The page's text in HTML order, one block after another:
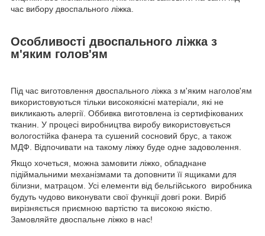
час вибору двоспального ліжка.
Особливості двоспального ліжка з
м'яким голов'ям
Під час виготовлення двоспального ліжка з м'яким наголов'ям
використовуються тільки високоякісні матеріали, які не
викликають алергії. Оббивка виготовлена із сертифікованих
тканин. У процесі виробництва виробу використовується
вологостійка фанера та сушений сосновий брус, а також
МДФ. Відпочивати на такому ліжку буде одне задоволення.
Якщо хочеться, можна замовити ліжко, обладнане
підіймальними механізмами та доповнити її ящиками для
білизни, матрацом. Усі елементи від бельгійського виробника
будуть чудово виконувати свої функції довгі роки. Виріб
вирізняється приємною вартістю та високою якістю.
Замовляйте двоспальне ліжко в нас!